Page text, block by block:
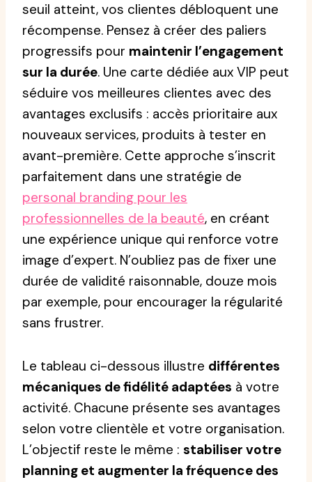
seuil atteint, vos clientes débloquent une
récompense. Pensez à créer des paliers
progressifs pour maintenir l’engagement
sur la durée. Une carte dédiée aux VIP peut
séduire vos meilleures clientes avec des
avantages exclusifs : accès prioritaire aux
nouveaux services, produits à tester en
avant-première. Cette approche s’inscrit
parfaitement dans une stratégie de
personal branding pour les
professionnelles de la beauté, en créant
une expérience unique qui renforce votre
image d’expert. N’oubliez pas de fixer une
durée de validité raisonnable, douze mois
par exemple, pour encourager la régularité
sans frustrer.
Le tableau ci-dessous illustre différentes
mécaniques de fidélité adaptées à votre
activité. Chacune présente ses avantages
selon votre clientèle et votre organisation.
L’objectif reste le même : stabiliser votre
planning et augmenter la fréquence des